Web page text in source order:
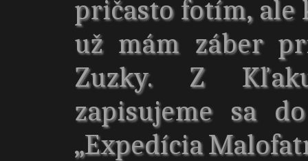
pričasto fotím, ale
už mám záber
Zuzky. Z
zapisujeme sa
„Expedícia